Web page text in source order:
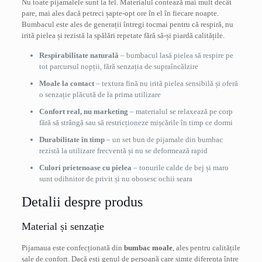
Nu toate pijamalele sunt la fel. Materialul contează mai mult decât
pare, mai ales dacă petreci șapte-opt ore în el în fiecare noapte.
Bumbacul este ales de generații întregi tocmai pentru că respiră, nu
irită pielea și rezistă la spălări repetate fără să-și piardă calitățile.
Respirabilitate naturală – bumbacul lasă pielea să respire pe
tot parcursul nopții, fără senzația de supraîncălzire
Moale la contact– textura fină nu irită pielea sensibilă și oferă
o senzație plăcută de la prima utilizare
Confort real, nu marketing – materialul se relaxează pe corp
fără să strângă sau să restricționeze mișcările în timp ce dormi
Durabilitate în timp– un set bun de pijamale din bumbac
rezistă la utilizare frecventă și nu se deformează rapid
Culori prietenoase cu pielea – tonurile calde de bej și maro
sunt odihnitor de privit și nu obosesc ochii seara
Detalii despre produs
Material și senzație
Pijamaua este confecționată din bumbac moale, ales pentru calitățile
sale de confort. Dacă ești genul de persoană care simte diferența între